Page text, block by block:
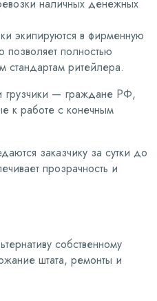
наличных денежных
экипируются в фирменную
позволяет полностью
стандартам ритейлера.
грузчики — граждане РФ,
к работе с конечным
заказчику за сутки до
прозрачность и
собственному
штата, ремонты и